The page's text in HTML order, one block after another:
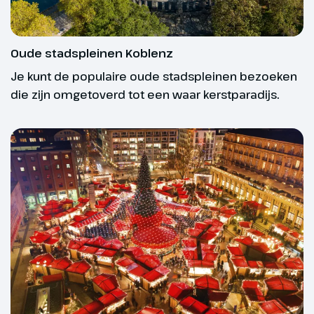
Oude stadspleinen Koblenz
Je kunt de populaire oude stadspleinen bezoeken
die zijn omgetoverd tot een waar kerstparadijs.
Dag 3
Andernach - Koblenz
Na een ontspannen ochtend in
Andernach varen we door naar
boord
De bemanning aan boord bestaat uit verschillende
in het Engels of Duits wordt aangesproken. Er is
echter altijd een Nederlandssprekende
hotelmanager en/of cruisedirector aanwezig om je
te helpen waar nodig.
Aan het einde van de reis kun je het totaal van je
uitgaven aan boord voldoen met je pinpas,
creditcard of contant geld. Het is niet mogelijk om
aan boord contant geld op te nemen met je pinpas.